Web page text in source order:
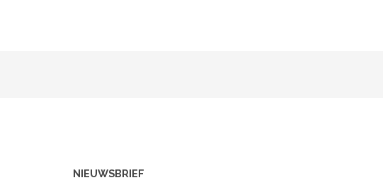
NIEUWSBRIEF